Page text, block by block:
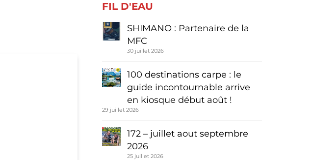
FIL D'EAU
SHIMANO : Partenaire de la
MFC
30 juillet 2026
100 destinations carpe : le
guide incontournable arrive
en kiosque début août !
29 juillet 2026
172 – juillet aout septembre
2026
25 juillet 2026